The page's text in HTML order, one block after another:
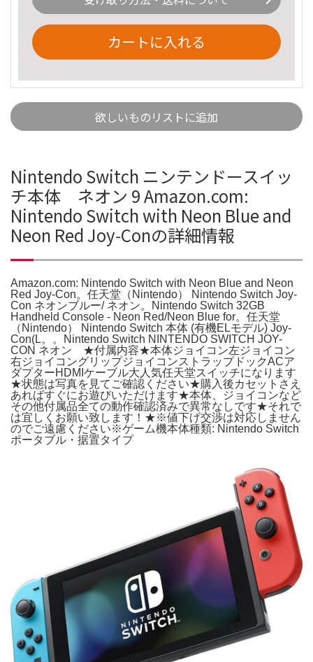
カートに入れる
欲しいものリストに追加
Nintendo Switch ニンテンドースイッ
チ本体 ネオン 9 Amazon.com:
Nintendo Switch with Neon Blue and
Neon Red Joy‑Conの詳細情報
Amazon.com: Nintendo Switch with Neon Blue and Neon
Red Joy‑Con。任天堂（Nintendo） Nintendo Switch Joy-
Con ネオンブルー/ ネオン。Nintendo Switch 32GB
Handheld Console - Neon Red/Neon Blue for。任天堂
（Nintendo） Nintendo Switch 本体 (有機ELモデル) Joy-
Con(L。。Nintendo Switch NINTENDO SWITCH JOY-
CON ネオン ★付属内容★本体ジョイコン左ジョイコン
右ジョイコングリップジョイコンストラップドックACア
ダプターHDMIケーブル大人気任天堂スイッチになります
★状態は写真を見てご確認ください★購入後カセットさえ
あればすぐにお遊びいただけます★本体、ジョイコンなど
その他付属品全ての動作確認済みで異常なしです★それで
は宜しくお願い致します！★※値下げ交渉は対応しません
のでご遠慮ください※ゲーム機本体種類: Nintendo Switch
ポータブル・据置タイプ